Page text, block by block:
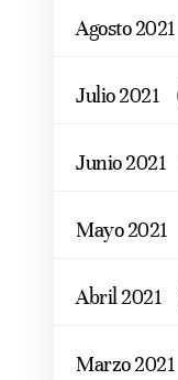
Agosto 2021
Julio 2021
Junio 2021
Mayo 2021
Abril 2021
Marzo 2021